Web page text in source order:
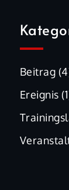
Beitrag
Ereignis